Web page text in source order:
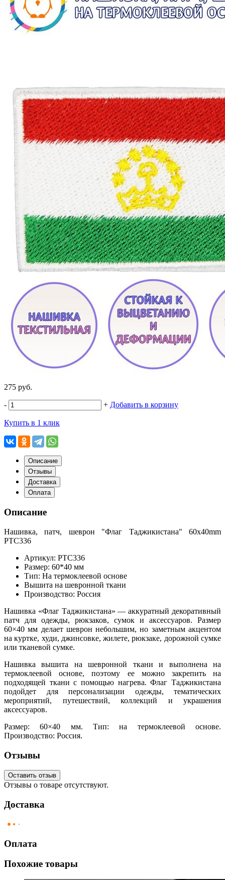
275 руб.
- + Добавить в корзину
Купить в 1 клик
Описание
Отзывы
Доставка
Оплата
Описание
Нашивка, патч, шеврон "Флаг Таджикистана" 60x40mm
PTC336
Артикул: PTC336
Размер: 60*40 мм
Тип: На термоклеевой основе
Вышита на шевронной ткани
Производство: Россия
Нашивка «Флаг Таджикистана» — аккуратный декоративный
патч для одежды, рюкзаков, сумок и аксессуаров. Размер
60×40 мм делает шеврон небольшим, но заметным акцентом
на куртке, худи, джинсовке, жилете, рюкзаке, дорожной сумке
или тканевой сумке.
Нашивка вышита на шевронной ткани и выполнена на
термоклеевой основе, поэтому ее можно закрепить на
подходящей ткани с помощью нагрева. Флаг Таджикистана
подойдет для персонализации одежды, тематических
мероприятий, путешествий, коллекций и украшения
аксессуаров.
Размер: 60×40 мм. Тип: на термоклеевой основе.
Производство: Россия.
Отзывы
Оставить отзыв
Отзывы о товаре отсутствуют.
Доставка
Оплата
Похожие товары